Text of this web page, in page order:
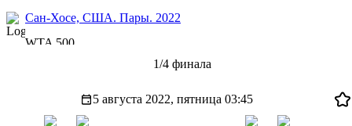
Сан-Хосе, США. Пары. 2022
WTA 500
1/4 финала
5 августа 2022, пятница 03:45